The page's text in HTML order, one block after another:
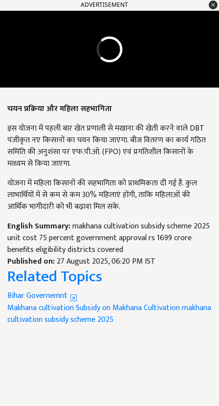
ADVERTISEMENT
चयन प्रक्रिया और महिला सहभागिता
इस योजना में पहली बार खेत प्रणाली से मखाना की खेती करने वाले DBT
पंजीकृत नए किसानों का चयन किया जाएगा. बीज वितरण का कार्य गठित
समिति की अनुशंसा पर एफ.पी.ओ. (FPO) एवं प्रगतिशील किसानों के
माध्यम से किया जाएगा.
योजना में महिला किसानों की सहभागिता को प्राथमिकता दी गई है. कुल
लाभार्थियों में से कम से कम 30% महिलाएं होंगी, ताकि महिलाओं की
आर्थिक भागीदारी को भी बढ़ावा मिल सके.
English Summary:makhana cultivation subsidy scheme 2025
unit cost 75 percent government approval rs 1699 crore
benefits eligibility districts covered
Published on:27 August 2025, 06:20 PM IST
Related Topics
Bihar Governemnt
Makhana cultivationSubsidy on Makhana Cultivationmakhana
cultivation subsidy scheme 2025